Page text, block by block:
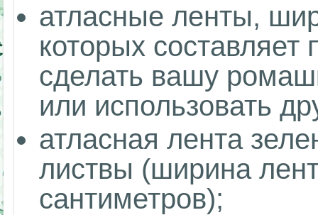
атласные ленты,
которых
сделать вашу
или использовать
атласная лента
листвы (ширина
сантиметров);